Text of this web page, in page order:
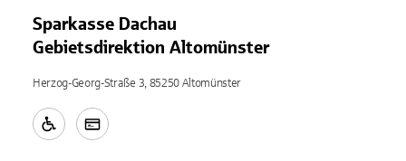
Sparkasse Dachau
Gebietsdirektion Altomünster
Herzog-Georg-Straße 3, 85250 Altomünster